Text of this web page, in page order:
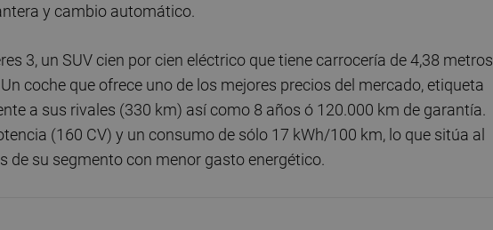
y cambio automático.
3, un SUV cien por cien eléctrico que tiene carrocería de 4,38 metros
coche que ofrece uno de los mejores precios del mercado, etiqueta
a sus rivales (330 km) así como 8 años ó 120.000 km de garantía.
(160 CV) y un consumo de sólo 17 kWh/100 km, lo que sitúa al
de su segmento con menor gasto energético.